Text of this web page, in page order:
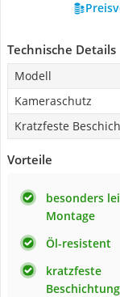
Technische Details
Modell
Kameraschutz
Kratzfeste
Vorteile
besonders
Montage
Öl-resistent
kratzfeste
Beschichtung